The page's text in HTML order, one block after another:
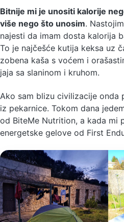
Bitnije mi je unositi kalorije
više nego što unosim.
najesti da imam dosta kalorija
To je najčešće kutija keksa uz
zobena kaša s voćem i
jaja sa slaninom i kruhom.
Ako sam blizu civilizacije onda
iz pekarnice. Tokom dana
od BiteMe Nutrition, a kada mi
energetske gelove od First